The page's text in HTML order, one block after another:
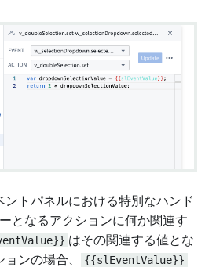
ントパネルにおける特別なハンド
となるアクションに何か関連す
はその関連する値とな
ョンの場合、
{{slEventValue}}